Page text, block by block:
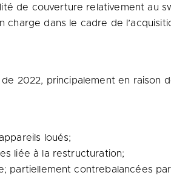
de couverture relativement au
dans le cadre de
2022, principalement en raison
loués;
liée à la restructuration;
partiellement contrebalancées